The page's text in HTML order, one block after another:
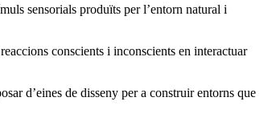
sensorials produïts per l’entorn natural i
conscients i inconscients en interactuar
d’eines de disseny per a construir entorns que